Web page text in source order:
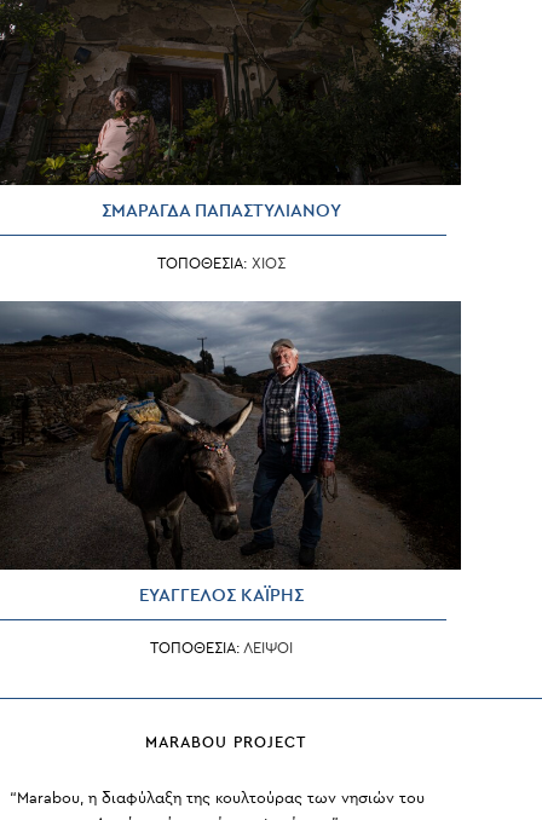
ΣΜΑΡΑΓΔΑ ΠΑΠΑΣΤΥΛΙΑΝΟΥ
ΤΟΠΟΘΕΣΙΑ:ΧΙΟΣ
ΕΥΑΓΓΕΛΟΣ ΚΑΪΡΗΣ
ΤΟΠΟΘΕΣΙΑ: ΛΕΙΨΟΙ
MARABOU PROJECT
“Marabou, η διαφύλαξη της κουλτούρας των νησιών του